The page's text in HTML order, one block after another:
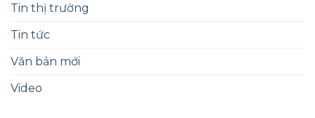
Tin thị trường
Tin tức
Văn bản mới
Video